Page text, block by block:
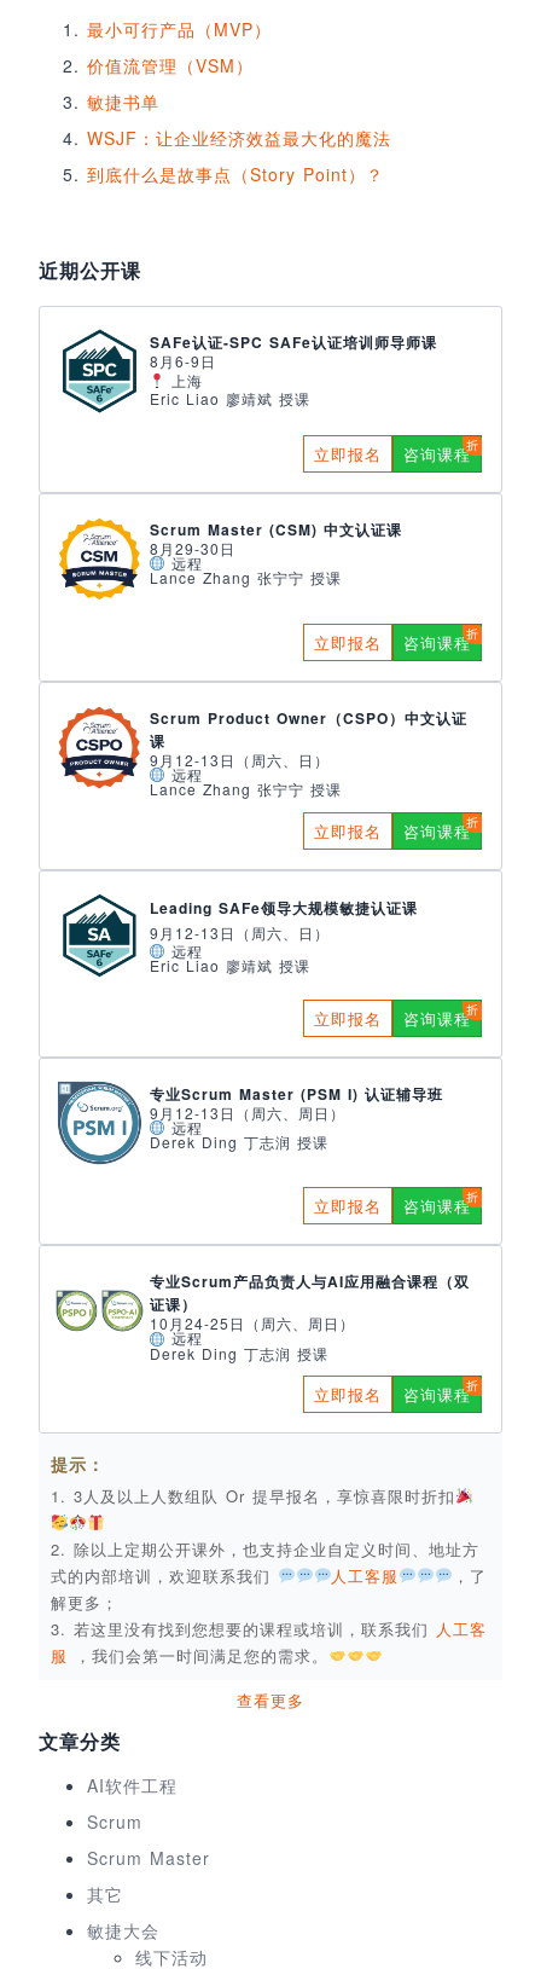
最小可行产品（MVP）
价值流管理（VSM）
敏捷书单
WSJF：让企业经济效益最大化的魔法
到底什么是故事点（Story Point）？
近期公开课
SAFe认证-SPC SAFe认证培训师导师课
8月6-9日
上海
Eric Liao 廖靖斌 授课
立即报名 咨询课程
Scrum Master (CSM) 中文认证课
8月29-30日
远程
Lance Zhang 张宁宁 授课
立即报名 咨询课程
Scrum Product Owner（CSPO）中文认证
课
9月12-13日（周六、日）
远程
Lance Zhang 张宁宁 授课
立即报名 咨询课程
Leading SAFe领导大规模敏捷认证课
9月12-13日（周六、日）
远程
Eric Liao 廖靖斌 授课
立即报名 咨询课程
专业Scrum Master (PSM I) 认证辅导班
9月12-13日（周六、周日）
远程
Derek Ding 丁志润 授课
立即报名 咨询课程
专业Scrum产品负责人与AI应用融合课程（双
证课）
10月24-25日（周六、周日）
远程
Derek Ding 丁志润 授课
立即报名 咨询课程
提示：
1. 3人及以上人数组队 Or 提早报名，享惊喜限时折扣
2. 除以上定期公开课外，也支持企业自定义时间、地址方
式的内部培训，欢迎联系我们
人工客服
，了
解更多；
3. 若这里没有找到您想要的课程或培训，联系我们 人工客
服
，我们会第一时间满足您的需求。
查看更多
文章分类
AI软件工程
Scrum
Scrum Master
其它
敏捷大会
线下活动